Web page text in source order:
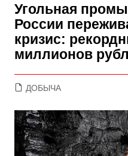
Угольная
России
кризис:
миллионов
ДОБЫЧА